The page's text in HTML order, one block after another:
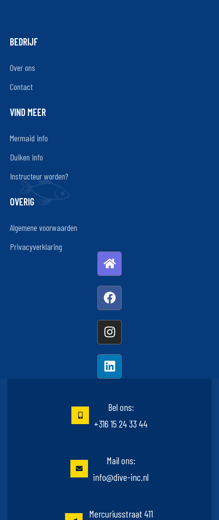
BEDRIJF
Over ons
Contact
VIND MEER
Mermaid info
Duiken info
Instructeur worden?
OVERIG
Algemene voorwaarden
Privacyverklaring
Bel ons:
+316 15 24 33 44
Mail ons:
info@dive-inc.nl
Mercuriusstraat 411